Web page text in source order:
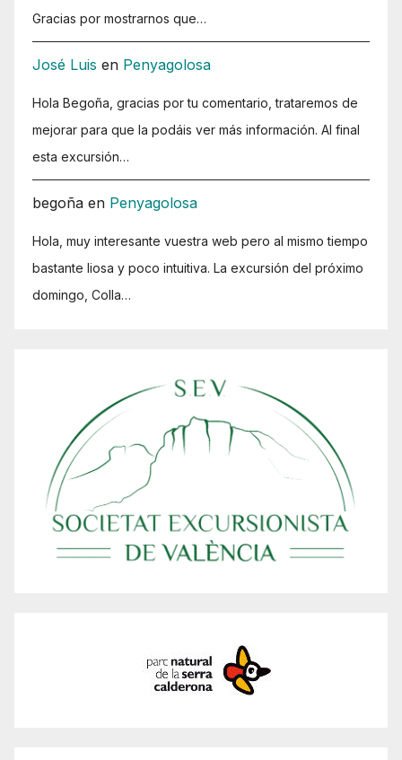
Gracias por mostrarnos que…
José Luis en Penyagolosa
Hola Begoña, gracias por tu comentario, trataremos de
mejorar para que la podáis ver más información. Al final
esta excursión…
begoña en Penyagolosa
Hola, muy interesante vuestra web pero al mismo tiempo
bastante liosa y poco intuitiva. La excursión del próximo
domingo, Colla…